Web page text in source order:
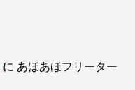
に あほあほフリーター